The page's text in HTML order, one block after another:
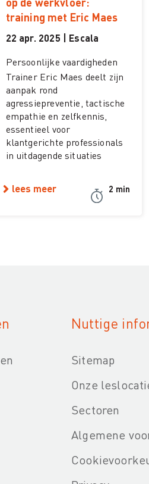
training met Eric Maes
22 apr. 2025 | Escala
Persoonlijke vaardigheden
Trainer Eric Maes deelt zijn
aanpak rond
agressiepreventie, tactische
empathie en zelfkennis,
essentieel voor
klantgerichte professionals
in uitdagende situaties
lees meer 2 min
Nuttige
Sitemap
Onze
Sectoren
Algemene